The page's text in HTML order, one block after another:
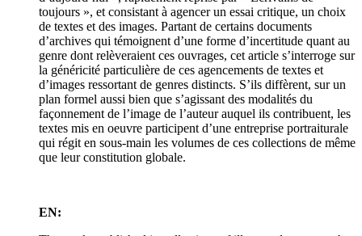
toujours », et consistant à agencer un essai critique, un choix
de textes et des images. Partant de certains documents
d’archives qui témoignent d’une forme d’incertitude quant au
genre dont relèveraient ces ouvrages, cet article s’interroge sur
la généricité particulière de ces agencements de textes et
d’images ressortant de genres distincts. S’ils diffèrent, sur un
plan formel aussi bien que s’agissant des modalités du
façonnement de l’image de l’auteur auquel ils contribuent, les
textes mis en oeuvre participent d’une entreprise portraiturale
qui régit en sous-main les volumes de ces collections de même
que leur constitution globale.
EN: